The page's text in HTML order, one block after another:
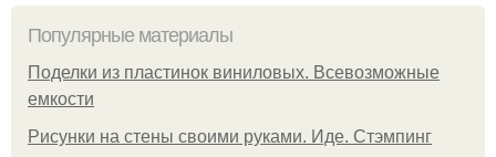
Популярные материалы
Поделки из пластинок виниловых. Всевозможные
емкости
Рисунки на стены своими руками. Иде. Стэмпинг